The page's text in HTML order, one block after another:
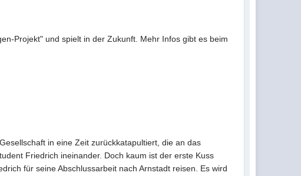
Projekt" und spielt in der Zukunft. Mehr Infos gibt es beim
in eine Zeit zurückkatapultiert, die an das
Friedrich ineinander. Doch kaum ist der erste Kuss
für seine Abschlussarbeit nach Arnstadt reisen. Es wird